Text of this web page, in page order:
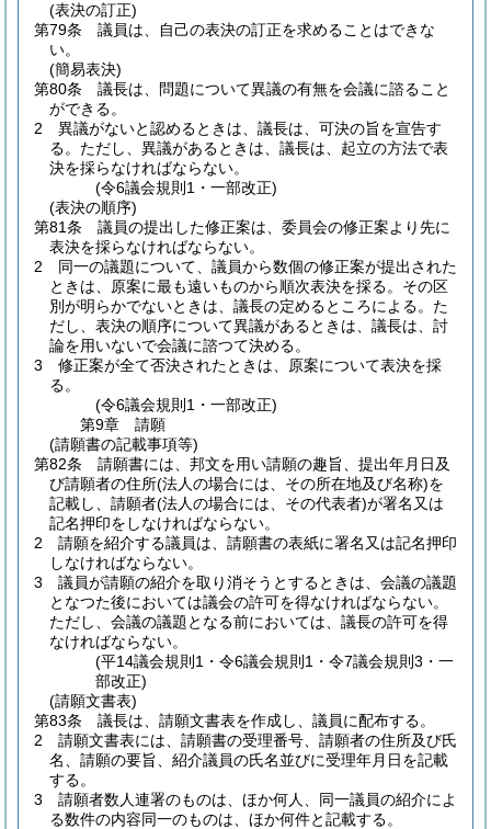
(表決の訂正)
第79条
議員は、自己の表決の訂正を求めることはできな
い。
(簡易表決)
第80条
議長は、問題について異議の有無を会議に諮ること
ができる。
2
異議がないと認めるときは、議長は、可決の旨を宣告す
る。 ただし、異議があるときは、議長は、起立の方法で表
決を採らなければならない。
(令6議会規則1・一部改正)
(表決の順序)
第81条
議員の提出した修正案は、委員会の修正案より先に
表決を採らなければならない。
2
同一の議題について、議員から数個の修正案が提出された
ときは、原案に最も遠いものから順次表決を採る。 その区
別が明らかでないときは、議長の定めるところによる。 た
だし、表決の順序について異議があるときは、議長は、討
論を用いないで会議に諮つて決める。
3
修正案が全て否決されたときは、原案について表決を採
る。
(令6議会規則1・一部改正)
第9章
請願
(請願書の記載事項等)
第82条
請願書には、邦文を用い請願の趣旨、提出年月日及
び請願者の住所(法人の場合には、その所在地及び名称)を
記載し、請願者(法人の場合には、その代表者)が署名又は
記名押印をしなければならない。
2
請願を紹介する議員は、請願書の表紙に署名又は記名押印
しなければならない。
3
議員が請願の紹介を取り消そうとするときは、会議の議題
となつた後においては議会の許可を得なければならない。
ただし、会議の議題となる前においては、議長の許可を得
なければならない。
(平14議会規則1・令6議会規則1・令7議会規則3・一
部改正)
(請願文書表)
第83条
議長は、請願文書表を作成し、議員に配布する。
2
請願文書表には、請願書の受理番号、請願者の住所及び氏
名、請願の要旨、紹介議員の氏名並びに受理年月日を記載
する。
3
請願者数人連署のものは、ほか何人、同一議員の紹介によ
る数件の内容同一のものは、ほか何件と記載する。